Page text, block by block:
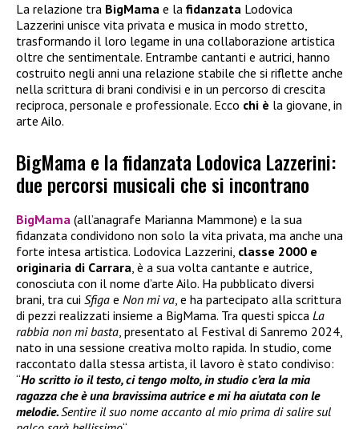
La relazione tra BigMama e la fidanzata Lodovica
Lazzerini unisce vita privata e musica in modo stretto,
trasformando il loro legame in una collaborazione artistica
oltre che sentimentale. Entrambe cantanti e autrici, hanno
costruito negli anni una relazione stabile che si riflette anche
nella scrittura di brani condivisi e in un percorso di crescita
reciproca, personale e professionale. Ecco chi è la giovane, in
arte Ailo.
BigMama e la fidanzata Lodovica Lazzerini:
due percorsi musicali che si incontrano
BigMama (all’anagrafe Marianna Mammone) e la sua
fidanzata condividono non solo la vita privata, ma anche una
forte intesa artistica. Lodovica Lazzerini, classe 2000 e
originaria di Carrara , è a sua volta cantante e autrice,
conosciuta con il nome d’arte Ailo. Ha pubblicato diversi
brani, tra cui Sfiga e Non mi va , e ha partecipato alla scrittura
di pezzi realizzati insieme a BigMama. Tra questi spicca La
rabbia non mi basta , presentato al Festival di Sanremo 2024,
nato in una sessione creativa molto rapida. In studio, come
raccontato dalla stessa artista, il lavoro è stato condiviso:
“Ho scritto io il testo, ci tengo molto, in studio c’era la mia
ragazza che è una bravissima autrice e mi ha aiutata con le
melodie.Sentire il suo nome accanto al mio prima di salire sul